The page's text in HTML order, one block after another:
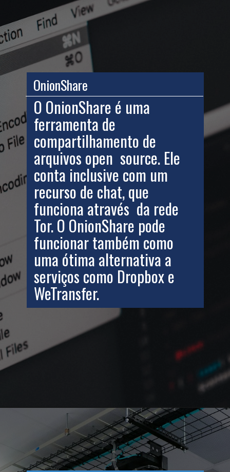
OnionShare
O OnionShare é uma
ferramenta de
compartilhamento de
arquivos open source. Ele
conta inclusive com um
recurso de chat, que
funciona através da rede
Tor. O OnionShare pode
funcionar também como
uma ótima alternativa a
serviços como Dropbox e
WeTransfer.
https://teclinux.com/software-open-source-20-alternativas-gratuitas-e-essenciais-para-windows-linux-e-mac/